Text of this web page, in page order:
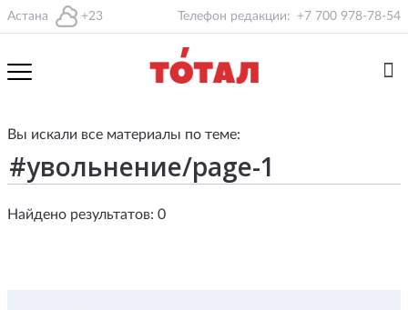
Астана +23 Телефон редакции: +7 700 978-78-54
Вы искали все материалы по теме:
Найдено результатов: 0